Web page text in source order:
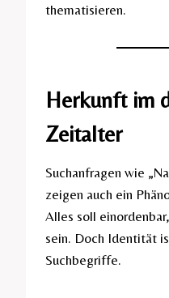
thematisieren.
Herkunft im
Zeitalter
Suchanfragen wie
zeigen auch ein
Alles soll
sein. Doch Identität
Suchbegriffe.